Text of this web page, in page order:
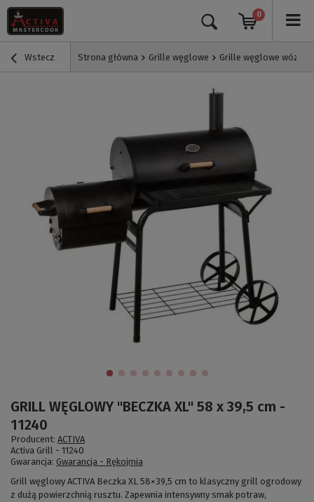
0
Wstecz Strona główna Grille węglowe Grille węglowe wózki
GRILL WĘGLOWY "BECZKA XL" 58 x 39,5 cm -
11240
Producent: ACTIVA
Activa Grill - 11240
Gwarancja: Gwarancja - Rękojmia
Grill węglowy ACTIVA Beczka XL 58×39,5 cm to klasyczny grill ogrodowy
z dużą powierzchnią rusztu. Zapewnia intensywny smak potraw,